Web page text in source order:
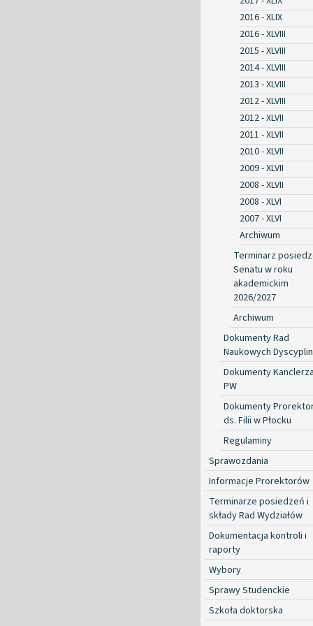
2016 - XLIX
2016 - XLVIII
2015 - XLVIII
2014 - XLVIII
2013 - XLVIII
2012 - XLVIII
2012 - XLVII
2011 - XLVII
2010 - XLVII
2009 - XLVII
2008 - XLVII
2008 - XLVI
2007 - XLVI
Archiwum
Terminarz
Senatu w roku
akademickim
2026/2027
Archiwum
Dokumenty Rad
Naukowych Dyscyplin
Dokumenty
PW
Dokumenty
ds. Filii w Płocku
Regulaminy
Sprawozdania
Informacje Prorektorów
Terminarze posiedzeń i
składy Rad Wydziałów
Dokumentacja kontroli i
raporty
Wybory
Sprawy Studenckie
Szkoła doktorska